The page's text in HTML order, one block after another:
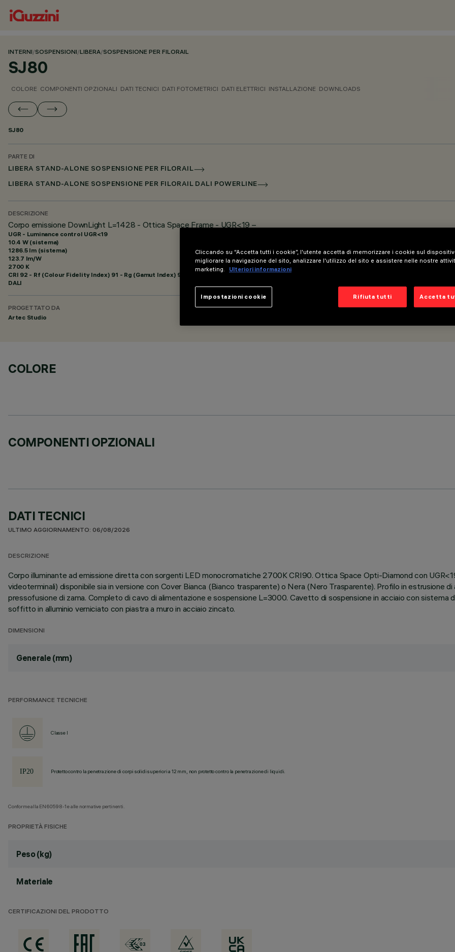
INTERNI/SOSPENSIONI/LIBERA/SOSPENSIONE PER FILORAIL
SJ80
COLORE COMPONENTI OPZIONALI DATI TECNICI DATI FOTOMETRICI DATI ELETTRICI INSTALLAZIONE DOWNLOADS
SJ80
PARTE DI
LIBERA STAND-ALONE SOSPENSIONE PER FILORAIL
LIBERA STAND-ALONE SOSPENSIONE PER FILORAIL DALI POWERLINE
DESCRIZIONE
Corpo emissione DownLight L=1428 - Ottica Space Frame - UGR<19 –
UGR - Luminance control UGR<19
10.4 W (sistema)
1286.5 lm (sistema)
123.7 lm/W
2700 K
CRI 92 - Rf (Colour Fidelity Index) 91 - Rg (Gamut Index) 97
DALI
PROGETTATO DA
Artec Studio
COLORE
COMPONENTI OPZIONALI
DATI TECNICI
ULTIMO AGGIORNAMENTO: 06/08/2026
DESCRIZIONE
Corpo illuminante ad emissione diretta con sorgenti LED monocromatiche 2700K CRI90. Ottica Space Opti-Diamond con
videoterminali) disponibile sia in versione con Cover Bianca (Bianco trasparente) o Nera (Nero Trasparente). Profilo in estrusione
pressofusione di zama. Completo di cavo di alimentazione e sospensione L=3000. Cavetto di sospensione in acciaio con
soffitto in alluminio verniciato con piastra a muro in acciaio zincato.
DIMENSIONI
Generale (mm)
PERFORMANCE TECNICHE
Classe I
Protetto contro la penetrazione di corpi solidi superiori a 12 mm, non protetto contro la penetrazione di liquidi.
Conforme alla EN60598-1 e alle normative pertinenti.
PROPRIETÀ FISICHE
Peso (kg)
Materiale
CERTIFICAZIONI DEL PRODOTTO
Cliccando su “Accetta tutti i cookie”, l'utente accetta di memorizzare i cookie sul
migliorare la navigazione del sito, analizzare l'utilizzo del sito e assistere nelle nostre
marketing.
Ulteriori informazioni
Rifiuta tutti Accetta
Impostazioni cookie